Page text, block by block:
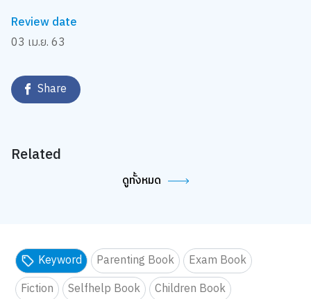
Review date
03 เม.ย. 63
Share
Related
ดูทั้งหมด
Keyword Parenting Book
Exam Book
Fiction
Selfhelp Book
Children Book